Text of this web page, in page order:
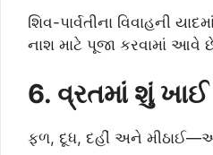
શિવ-પાર્વતીના વિવાહની
નાશ માટે પૂજા કરવામાં આવે
6. વ્રતમાં શું
ફળ, દૂધ, દહીં અને